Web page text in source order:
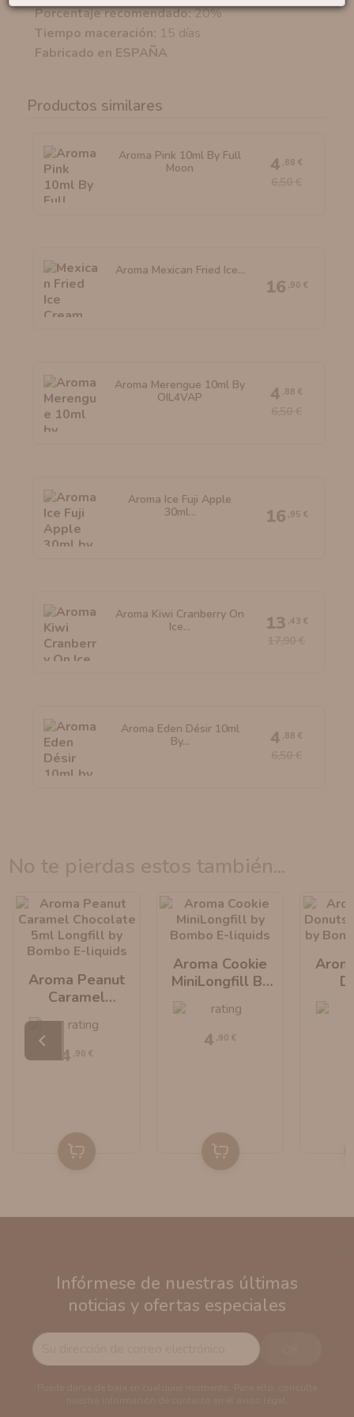
Porcentaje recomendado:20%
Tiempo maceración: 15 días
Fabricado en ESPAÑA
Productos similares
Aroma Pink 10ml By Full
Moon
4 ,88 €
Aroma Mexican Fried Ice...
16 ,90 €
Aroma Merengue 10ml By
OIL4VAP
4 ,88 €
Aroma Ice Fuji Apple
30ml...
16 ,95 €
Aroma Kiwi Cranberry On
Ice...
13 ,43 €
Aroma Eden Désir 10ml
By...
4 ,88 €
no te pierdas estos también...
Aroma Peanut
Caramel
MiniLongfill By
Bombo E-Liquids
4 ,90 €
Aroma Cookie
MiniLongfill By
4 ,90 €
Infórmese de nuestras últimas
noticias y ofertas especiales